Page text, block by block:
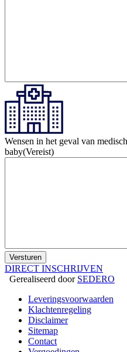
Wensen in het geval van
baby(Vereist)
DIRECT INSCHRIJVEN
Gerealiseerd door SEDERO
Leveringsvoorwaarden
Klachtenregeling
Disclaimer
Sitemap
Contact